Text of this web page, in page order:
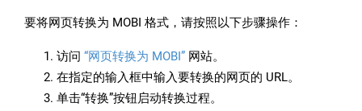
要将网页转换为 MOBI 格式，请按照以下步骤操作：
访问 “网页转换为 MOBI” 网站。
在指定的输入框中输入要转换的网页的 URL。
单击“转换”按钮启动转换过程。